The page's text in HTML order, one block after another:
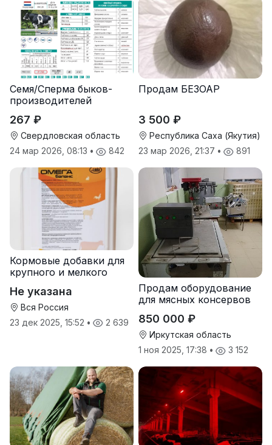
Семя/Сперма быков-
производителей
267 ₽
Свердловская область
24 мар 2026, 08:13 • 842
Продам БЕЗОАР
3 500 ₽
Республика Саха (Якутия)
23 мар 2026, 21:37 • 891
Кормовые добавки для
крупного и мелкого
Не указана
Вся Россия
23 дек 2025, 15:52 • 2 639
Продам оборудование
для мясных консервов
850 000 ₽
Иркутская область
1 ноя 2025, 17:38 • 3 152